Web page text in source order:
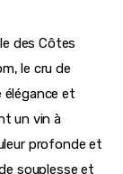
des Côtes
le cru de
élégance et
un vin à
profonde et
souplesse et